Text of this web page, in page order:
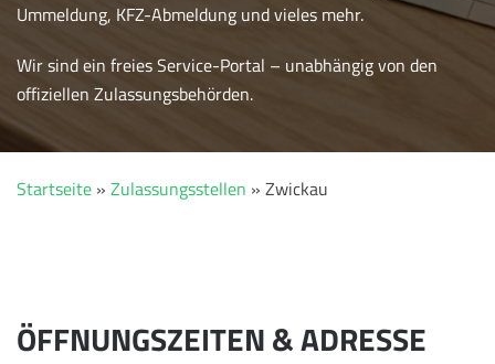
Ummeldung, KFZ-Abmeldung und vieles mehr.
Wir sind ein freies Service-Portal – unabhängig von den
offiziellen Zulassungsbehörden.
Startseite » Zulassungsstellen » Zwickau
ÖFFNUNGSZEITEN & ADRESSE